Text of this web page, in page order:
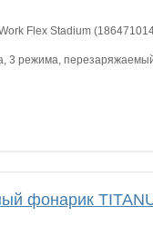
Flex Stadium
3 режима,
фонарик